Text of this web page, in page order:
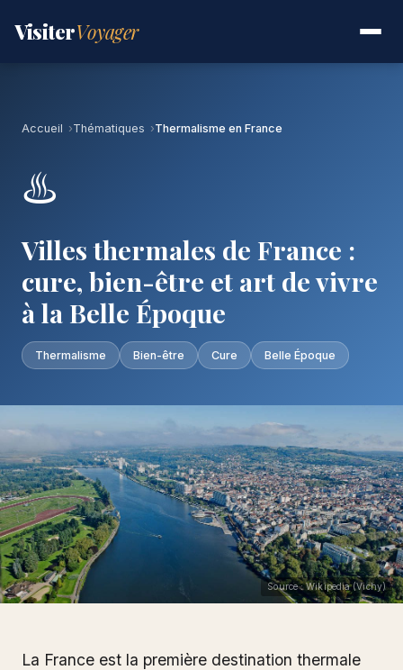
VisiterVoyager
Accueil Thématiques Thermalisme en France
♨️
Villes thermales de France :
cure, bien-être et art de vivre
à la Belle Époque
Thermalisme Bien-être Cure Belle Époque
Source : Wikipedia (Vichy)
La France est la première destination thermale